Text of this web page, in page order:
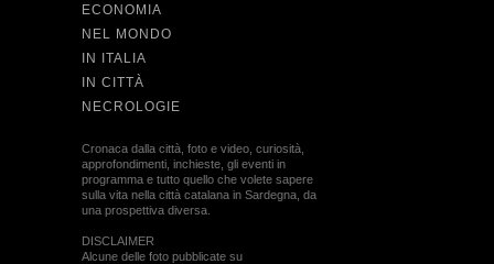
ECONOMIA
NEL MONDO
IN ITALIA
IN CITTÀ
NECROLOGIE
Cronaca dalla città, foto e video, curiosità,
approfondimenti, inchieste, gli eventi in
programma e tutto quello che volete sapere
sulla vita nella città catalana in Sardegna, da
una prospettiva diversa.
DISCLAIMER
Alcune delle foto pubblicate su